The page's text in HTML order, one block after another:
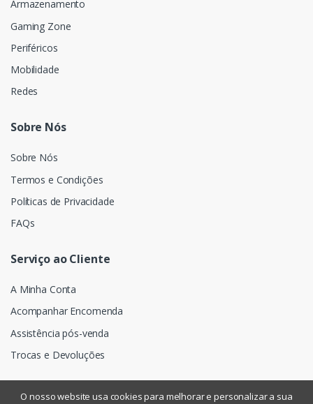
Armazenamento
Gaming Zone
Periféricos
Mobilidade
Redes
Sobre Nós
Sobre Nós
Termos e Condições
Políticas de Privacidade
FAQs
Serviço ao Cliente
A Minha Conta
Acompanhar Encomenda
Assistência pós-venda
Trocas e Devoluções
O nosso website usa cookies para melhorar e personalizar a sua